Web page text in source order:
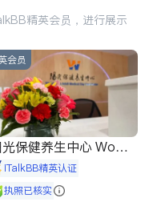
精英会员，进行展示
会员
保健养生中心 World
iTalkBB精英认证
执照已核实